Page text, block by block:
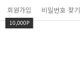
회원가입
10,000P
비밀번호 찾기